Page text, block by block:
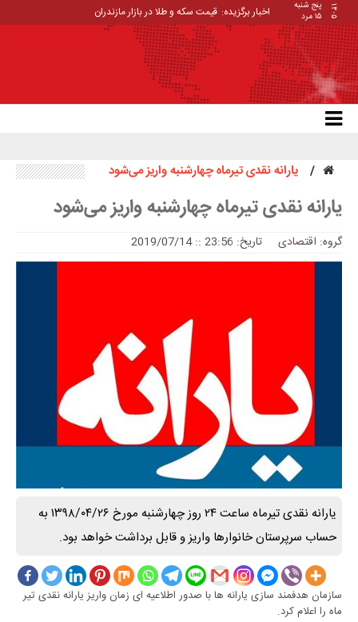
۱۴۰۵
پنج شنبه
۱۵ مرد
اخبار برگزیده: قیمت سکه و طلا در بازار مازندران
یارانه نقدی تیرماه چهارشنبه واریز می‌شود
یارانه نقدی تیرماه چهارشنبه واریز می‌شود
گروه: اقتصادی تاریخ: 23:56 :: 2019/07/14
یارانه نقدی تیرماه ساعت ۲۴ روز چهارشنبه مورخ ۱۳۹۸/۰۴/۲۶ به
حساب سرپرستان خانوارها واریز و قابل برداشت خواهد بود.
سازمان هدفمند سازی یارانه ها با صدور اطلاعیه ای زمان واریز یارانه نقدی تیر
ماه را اعلام کرد.